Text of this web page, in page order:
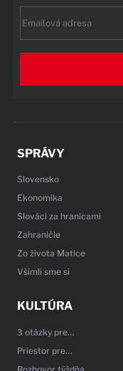
SPRÁVY
Slovensko
Ekonomika
Slováci za hranicami
Zahraničie
Zo života Matice
Všimli sme si
KULTÚRA
3 otázky pre…
Priestor pre…